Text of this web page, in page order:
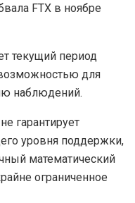
FTX в ноябре
текущий период
для
наблюдений.
гарантирует
уровня поддержки,
математический
ограниченное